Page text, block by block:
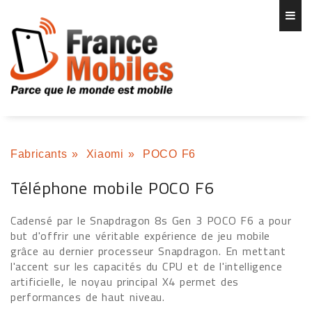
Fabricants » Xiaomi » POCO F6
Téléphone mobile POCO F6
Cadensé par le Snapdragon 8s Gen 3 POCO F6 a pour
but d'offrir une véritable expérience de jeu mobile
grâce au dernier processeur Snapdragon. En mettant
l'accent sur les capacités du CPU et de l'intelligence
artificielle, le noyau principal X4 permet des
performances de haut niveau.